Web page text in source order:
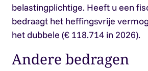
belastingplichtige. Heeft u een
bedraagt het heffingsvrije
het dubbele (€ 118.714 in 2026).
Andere bedragen